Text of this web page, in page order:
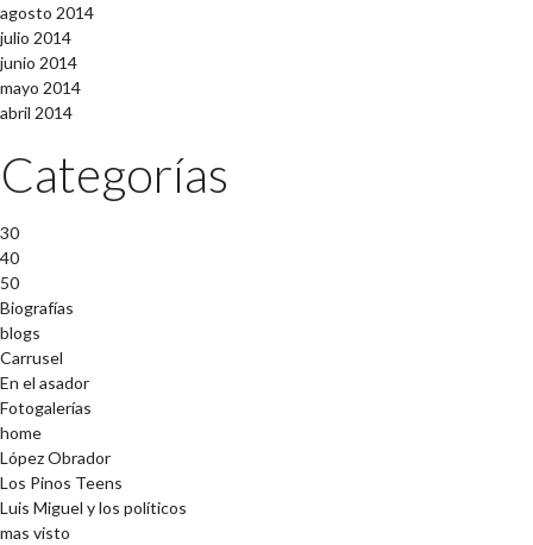
agosto 2014
julio 2014
junio 2014
mayo 2014
abril 2014
Categorías
30
40
50
Biografías
blogs
Carrusel
En el asador
Fotogalerías
home
López Obrador
Los Pinos Teens
Luis Miguel y los políticos
mas visto